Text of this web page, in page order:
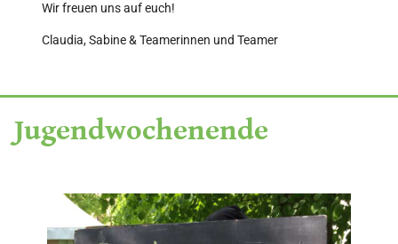
Wir freuen uns auf euch!
Claudia, Sabine & Teamerinnen und Teamer
Jugendwochenende